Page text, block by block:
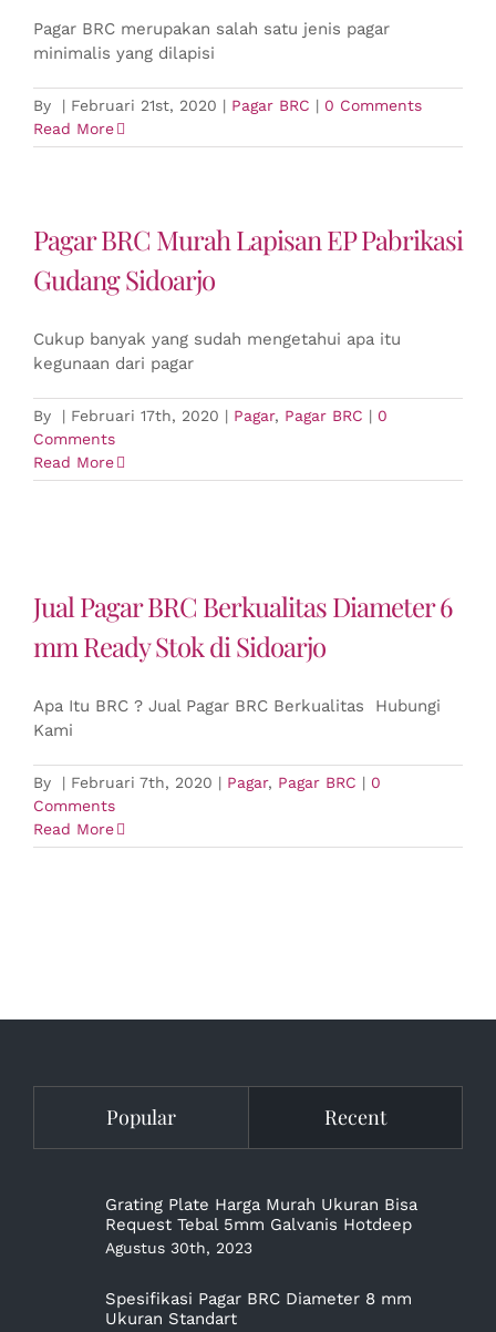
Pagar BRC merupakan salah satu jenis pagar
minimalis yang dilapisi
By | Februari 21st, 2020 | Pagar BRC | 0 Comments
Read More
Pagar BRC Murah Lapisan EP Pabrikasi
Gudang Sidoarjo
Cukup banyak yang sudah mengetahui apa itu
kegunaan dari pagar
By | Februari 17th, 2020 | Pagar, Pagar BRC | 0
Comments
Read More
Jual Pagar BRC Berkualitas Diameter 6
mm Ready Stok di Sidoarjo
Apa Itu BRC ? Jual Pagar BRC Berkualitas Hubungi
Kami
By | Februari 7th, 2020 | Pagar, Pagar BRC | 0
Comments
Read More
Popular Recent
Grating Plate Harga Murah Ukuran Bisa
Request Tebal 5mm Galvanis Hotdeep
Agustus 30th, 2023
Spesifikasi Pagar BRC Diameter 8 mm
Ukuran Standart